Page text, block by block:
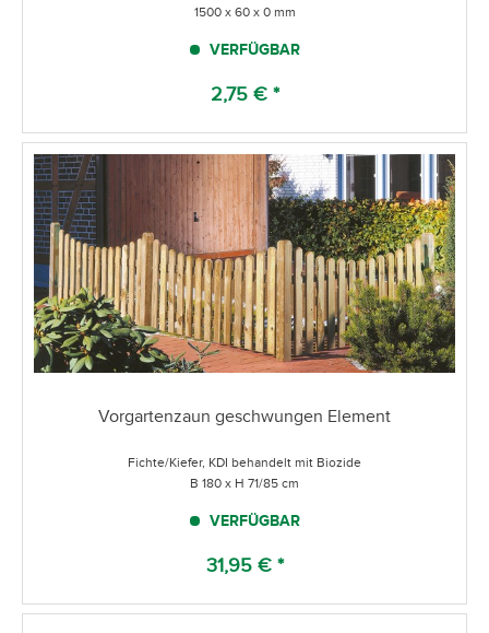
1500 x 60 x 0 mm
VERFÜGBAR
2,75 € *
Vorgartenzaun geschwungen Element
Fichte/Kiefer, KDI behandelt mit Biozide
B 180 x H 71/85 cm
VERFÜGBAR
31,95 € *